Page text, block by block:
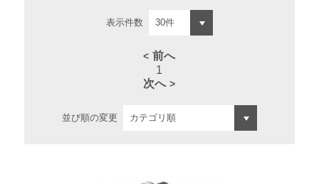
表示件数
前へ
1
次へ
並び順の変更